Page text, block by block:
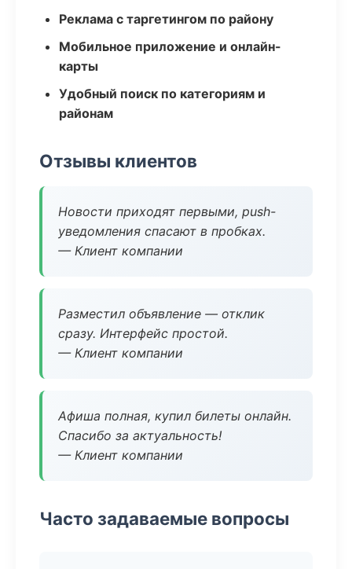
Реклама с таргетингом по району
Мобильное приложение и онлайн-
карты
Удобный поиск по категориям и
районам
Отзывы клиентов
Новости приходят первыми, push-
уведомления спасают в пробках.
— Клиент компании
Разместил объявление — отклик
сразу. Интерфейс простой.
— Клиент компании
Афиша полная, купил билеты онлайн.
Спасибо за актуальность!
— Клиент компании
Часто задаваемые вопросы